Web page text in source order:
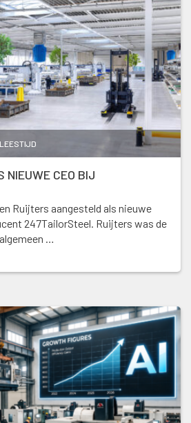
NIEUWE CEO BIJ
Ruijters aangesteld als nieuwe
247TailorSteel. Ruijters was de
…